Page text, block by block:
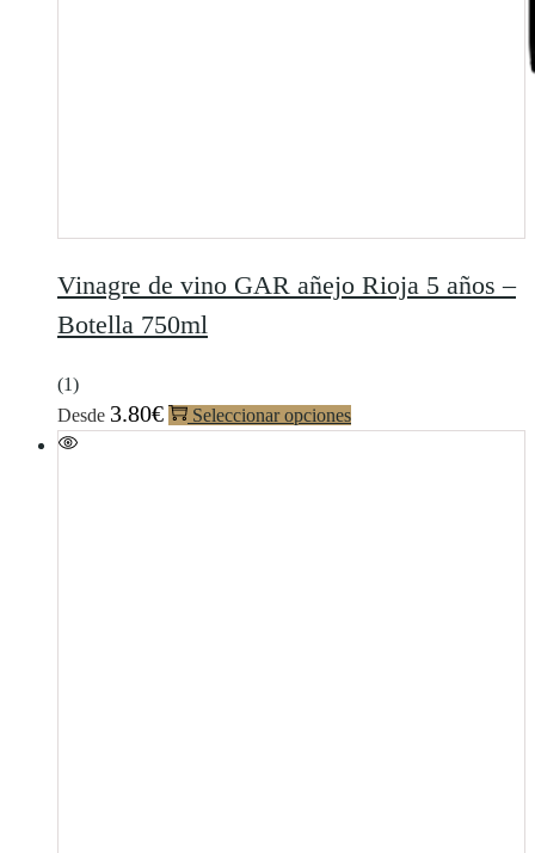
Vinagre de vino GAR añejo Rioja 5 años –
Botella 750ml
(1)
Desde 3.80€ Seleccionar opciones